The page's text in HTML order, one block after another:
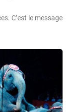
C’est le message